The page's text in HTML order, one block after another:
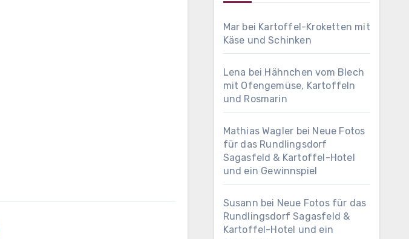
Mar bei Kartoffel-Kroketten mit
Käse und Schinken
Lena bei Hähnchen vom Blech
mit Ofengemüse, Kartoffeln
und Rosmarin
Mathias Wagler bei Neue Fotos
für das Rundlingsdorf
Sagasfeld & Kartoffel-Hotel
und ein Gewinnspiel
Susann bei Neue Fotos für das
Rundlingsdorf Sagasfeld &
Kartoffel-Hotel und ein